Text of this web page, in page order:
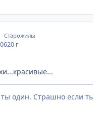
Старожилы
20 г
один. Страшно если